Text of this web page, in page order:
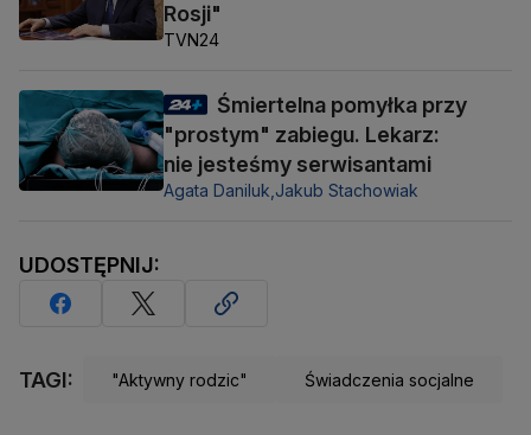
Rosji"
TVN24
Śmiertelna pomyłka przy
"prostym" zabiegu. Lekarz:
nie jesteśmy serwisantami
Agata Daniluk,Jakub Stachowiak
UDOSTĘPNIJ:
TAGI: "Aktywny rodzic" Świadczenia socjalne